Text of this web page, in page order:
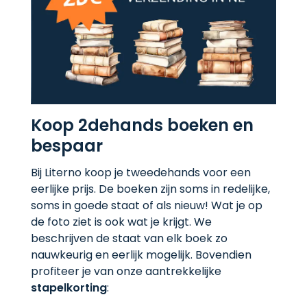
Koop 2dehands boeken en
bespaar
Bij Literno koop je tweedehands voor een
eerlijke prijs. De boeken zijn soms in redelijke,
soms in goede staat of als nieuw! Wat je op
de foto ziet is ook wat je krijgt. We
beschrijven de staat van elk boek zo
nauwkeurig en eerlijk mogelijk. Bovendien
profiteer je van onze aantrekkelijke
stapelkorting: